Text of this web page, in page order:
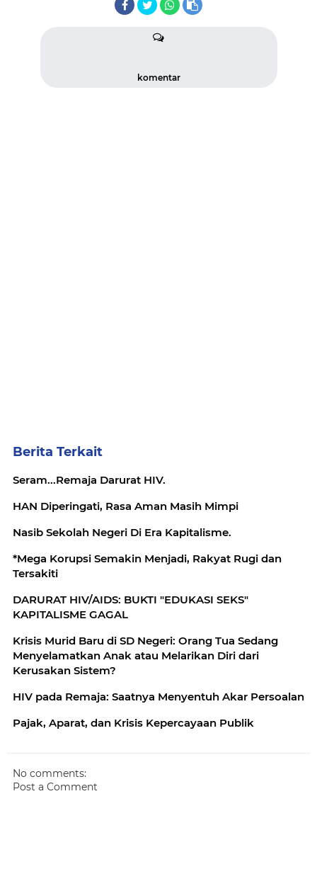
komentar
Berita Terkait
Seram...Remaja Darurat HIV.
HAN Diperingati, Rasa Aman Masih Mimpi
Nasib Sekolah Negeri Di Era Kapitalisme.
*Mega Korupsi Semakin Menjadi, Rakyat Rugi dan
Tersakiti
DARURAT HIV/AIDS: BUKTI "EDUKASI SEKS"
KAPITALISME GAGAL
Krisis Murid Baru di SD Negeri: Orang Tua Sedang
Menyelamatkan Anak atau Melarikan Diri dari
Kerusakan Sistem?
HIV pada Remaja: Saatnya Menyentuh Akar Persoalan
Pajak, Aparat, dan Krisis Kepercayaan Publik
No comments:
Post a Comment